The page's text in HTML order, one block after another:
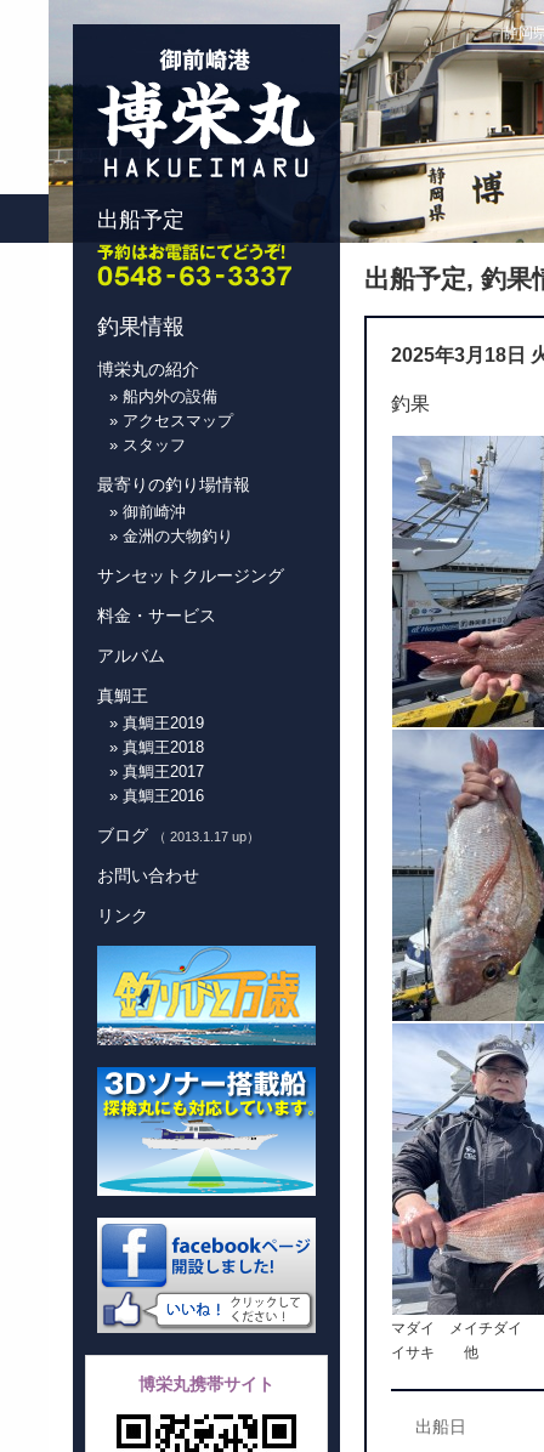
静岡
出船予定, 釣果
2025年3月18日
釣果
マダイ メイチダイ
イサキ 他
出船日
出船予定
釣果情報
博栄丸の紹介
» 船内外の設備
» アクセスマップ
» スタッフ
最寄りの釣り場情報
» 御前崎沖
» 金洲の大物釣り
サンセットクルージング
料金・サービス
アルバム
真鯛王
» 真鯛王2019
» 真鯛王2018
» 真鯛王2017
» 真鯛王2016
ブログ （ 2013.1.17 up）
お問い合わせ
リンク
博栄丸携帯サイト